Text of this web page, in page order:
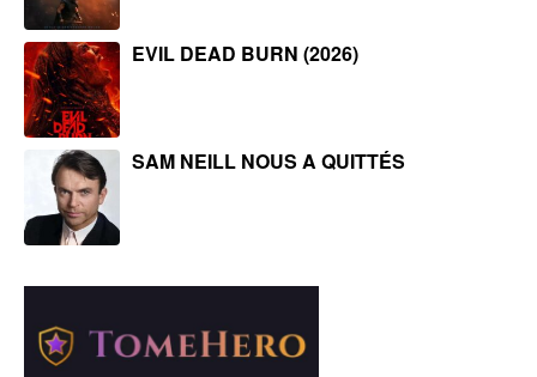
EVIL DEAD BURN (2026)
SAM NEILL NOUS A QUITTÉS